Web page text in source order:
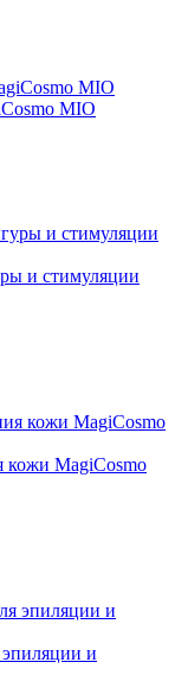
MIO
и стимуляции
кожи MagiCosmo
и